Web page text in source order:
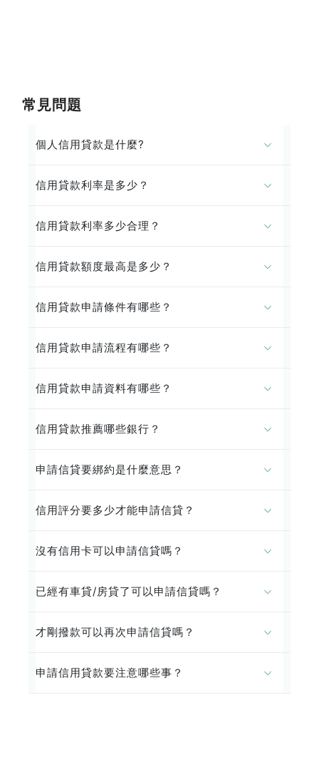
常見問題
個人信用貸款是什麼?
信用貸款利率是多少？
信用貸款利率多少合理？
信用貸款額度最高是多少？
信用貸款申請條件有哪些？
信用貸款申請流程有哪些？
信用貸款申請資料有哪些？
信用貸款推薦哪些銀行？
申請信貸要綁約是什麼意思？
信用評分要多少才能申請信貸？
沒有信用卡可以申請信貸嗎？
已經有車貸/房貸了可以申請信貸嗎？
才剛撥款可以再次申請信貸嗎？
申請信用貸款要注意哪些事？